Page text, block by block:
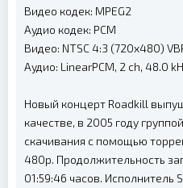
Видео кодек: MPEG2
Аудио кодек: PCM
Видео: NTSC 4:3 (720x480)
Аудио: LinearPCM, 2 ch, 48.0
Новый концерт Roadkill
качестве, в 2005 году
скачивания с помощью
480p. Продолжительность
01:59:46 часов. Исполнитель